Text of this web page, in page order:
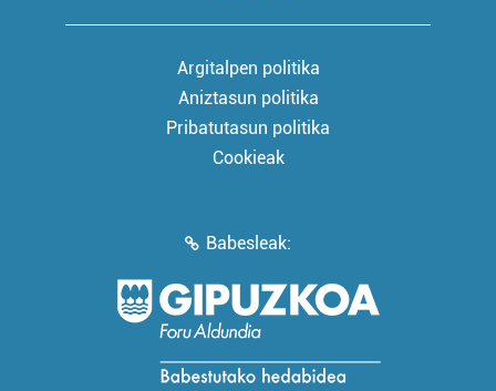
Argitalpen politika
Aniztasun politika
Pribatutasun politika
Cookieak
Babesleak: